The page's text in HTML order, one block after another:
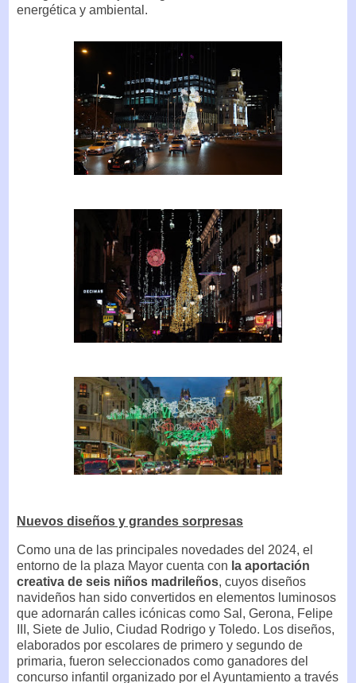
energética y ambiental.
Nuevos diseños y grandes sorpresas
Como una de las principales novedades del 2024, el
entorno de la plaza Mayor cuenta con la aportación
creativa de seis niños madrileños, cuyos diseños
navideños han sido convertidos en elementos luminosos
que adornarán calles icónicas como Sal, Gerona, Felipe
III, Siete de Julio, Ciudad Rodrigo y Toledo. Los diseños,
elaborados por escolares de primero y segundo de
primaria, fueron seleccionados como ganadores del
concurso infantil organizado por el Ayuntamiento a través